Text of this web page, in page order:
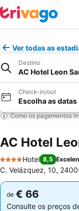
Ver todas as
Destino
AC Hotel Leon
Check-in/out
Escolha as datas
Como os pagamentos
AC Hotel
4 Estrelas
Hotel 8,5
C. Velázquez, 10,
de € 66
Consulte os preços
de € 66
Consulte os preços